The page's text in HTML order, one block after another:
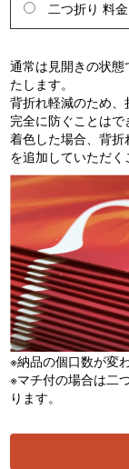
二つ折り 料
通常は見開きの状
たします。
背折れ軽減のため、
完全に防ぐことは
着色した場合、背
を追加していただく
※納品の個口数が変
※マチ付の場合は二
ります。